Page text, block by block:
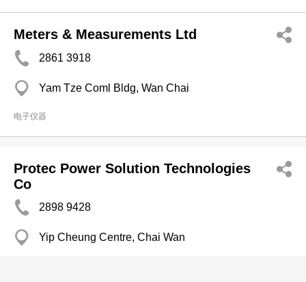
Meters & Measurements Ltd
2861 3918
Yam Tze Coml Bldg, Wan Chai
电子仪器
Protec Power Solution Technologies
Co
2898 9428
Yip Cheung Centre, Chai Wan